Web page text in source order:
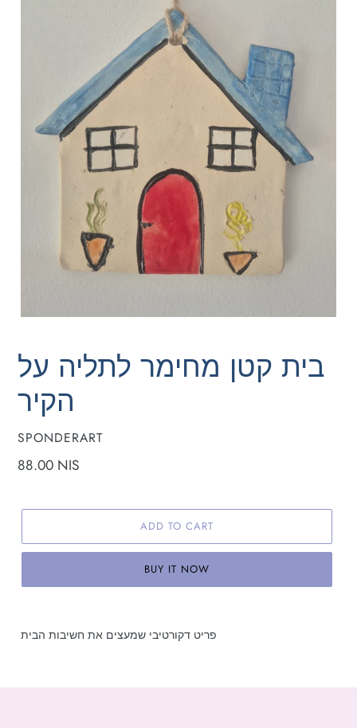
בית קטן מחימר לתליה על
הקיר
VENDOR
SPONDERART
Regular
88.00 NIS
ADD TO CART
BUY IT NOW
פריט דקורטיבי שמעצים את חשיבות הבית